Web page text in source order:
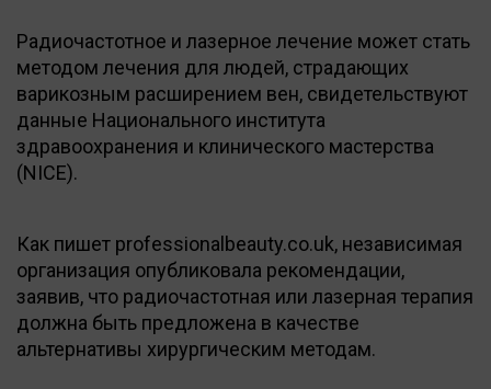
Радиочастотное и лазерное лечение может стать
методом лечения для людей, страдающих
варикозным расширением вен, свидетельствуют
данные Национального института
здравоохранения и клинического мастерства
(NICE).
Как пишет professionalbeauty.co.uk, независимая
организация опубликовала рекомендации,
заявив, что радиочастотная или лазерная терапия
должна быть предложена в качестве
альтернативы хирургическим методам.